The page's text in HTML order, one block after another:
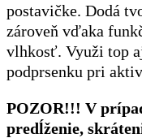
postavičke. Dodá
zároveň vďaka
vlhkosť. Využi top
podprsenku pri
POZOR!!! V
predĺženie,